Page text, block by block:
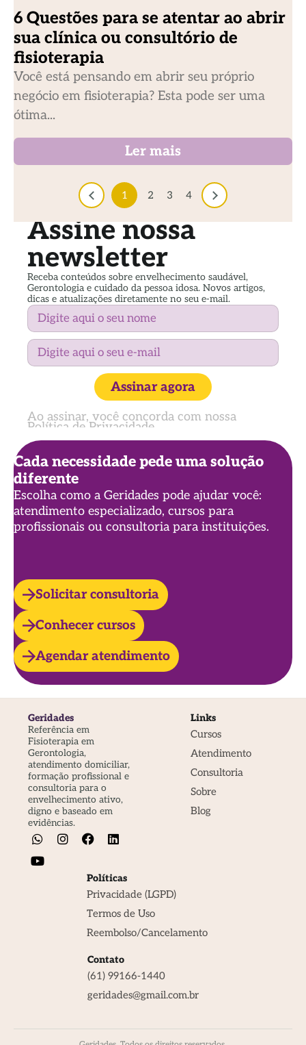
6 Questões para se atentar ao abrir
sua clínica ou consultório de
fisioterapia
Você está pensando em abrir seu próprio
negócio em fisioterapia? Esta pode ser uma
ótima...
Ler mais
1 2 3 4
Assine nossa
newsletter
Receba conteúdos sobre envelhecimento saudável,
Gerontologia e cuidado da pessoa idosa. Novos artigos,
dicas e atualizações diretamente no seu e-mail.
Assinar agora
Ao assinar, você concorda com nossa
Política de Privacidade
Cada necessidade pede uma solução
diferente
Escolha como a Geridades pode ajudar você:
atendimento especializado, cursos para
profissionais ou consultoria para instituições.
Solicitar consultoria
Conhecer cursos
Agendar atendimento
Geridades
Referência em
Fisioterapia em
Gerontologia,
atendimento domiciliar,
formação profissional e
consultoria para o
envelhecimento ativo,
digno e baseado em
evidências.
Links
Cursos
Atendimento
Consultoria
Sobre
Blog
Políticas
Privacidade (LGPD)
Termos de Uso
Reembolso/Cancelamento
Contato
(61) 99166-1440
geridades@gmail.com.br